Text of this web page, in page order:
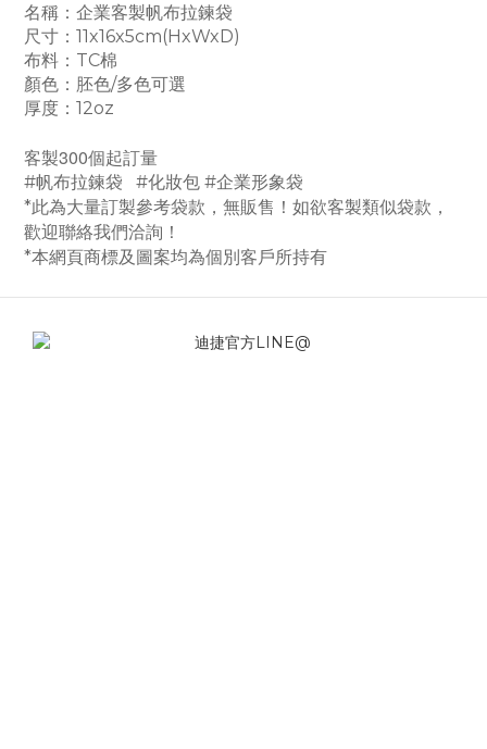
名稱：企業客製帆布拉鍊袋
尺寸：11x16x5cm(HxWxD)
布料：TC棉
顏色：胚色/多色可選
厚度：12oz
客製300個起訂量
#帆布拉鍊袋 #化妝包 #企業形象袋
*此為大量訂製參考袋款，無販售！如欲客製類似袋款，
歡迎聯絡我們洽詢！
*本網頁商標及圖案均為個別客戶所持有